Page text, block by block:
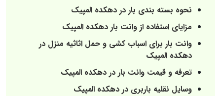
نحوه بسته بندی بار در دهکده المپیک
مزایای استفاده از وانت بار دهکده المپیک
وانت بار برای اسباب‌ کشی و حمل اثاثیه منزل در
دهکده المپیک
تعرفه و قیمت وانت بار در دهکده المپیک
وسایل نقلیه باربری در دهکده المپیک